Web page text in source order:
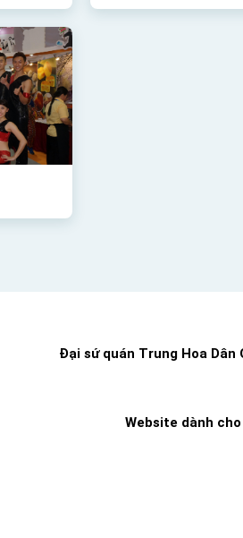
Đại sứ quán Trung Hoa Dân
Website dành